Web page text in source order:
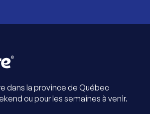
dans la province de Québec
ou pour les semaines à venir.